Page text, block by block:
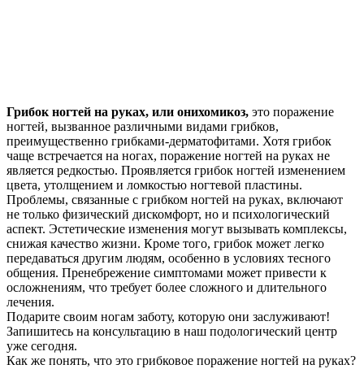
Грибок ногтей на руках, или онихомикоз, это поражение
ногтей, вызванное различными видами грибков,
преимущественно грибками-дерматофитами. Хотя грибок
чаще встречается на ногах, поражение ногтей на руках не
является редкостью. Проявляется грибок ногтей изменением
цвета, утолщением и ломкостью ногтевой пластины.
Проблемы, связанные с грибком ногтей на руках, включают
не только физический дискомфорт, но и психологический
аспект. Эстетические изменения могут вызывать комплексы,
снижая качество жизни. Кроме того, грибок может легко
передаваться другим людям, особенно в условиях тесного
общения. Пренебрежение симптомами может привести к
осложнениям, что требует более сложного и длительного
лечения.
Подарите своим ногам заботу, которую они заслуживают!
Запишитесь на консультацию в наш подологический центр
уже сегодня.
Как же понять, что это грибковое поражение ногтей на руках?